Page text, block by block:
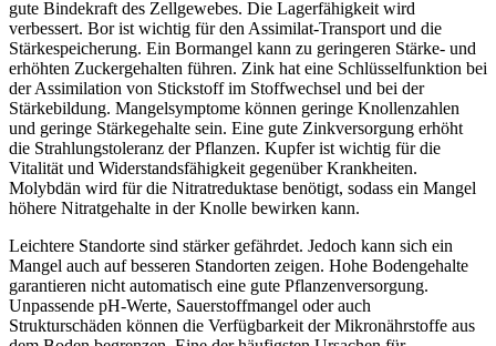
gute Bindekraft des Zellgewebes. Die Lagerfähigkeit wird
verbessert. Bor ist wichtig für den Assimilat-Transport und die
Stärkespeicherung. Ein Bormangel kann zu geringeren Stärke- und
erhöhten Zuckergehalten führen. Zink hat eine Schlüsselfunktion bei
der Assimilation von Stickstoff im Stoffwechsel und bei der
Stärkebildung. Mangelsymptome können geringe Knollenzahlen
und geringe Stärkegehalte sein. Eine gute Zinkversorgung erhöht
die Strahlungstoleranz der Pflanzen. Kupfer ist wichtig für die
Vitalität und Widerstandsfähigkeit gegenüber Krankheiten.
Molybdän wird für die Nitratreduktase benötigt, sodass ein Mangel
höhere Nitratgehalte in der Knolle bewirken kann.
Leichtere Standorte sind stärker gefährdet. Jedoch kann sich ein
Mangel auch auf besseren Standorten zeigen. Hohe Bodengehalte
garantieren nicht automatisch eine gute Pflanzenversorgung.
Unpassende pH-Werte, Sauerstoffmangel oder auch
Strukturschäden können die Verfügbarkeit der Mikronährstoffe aus